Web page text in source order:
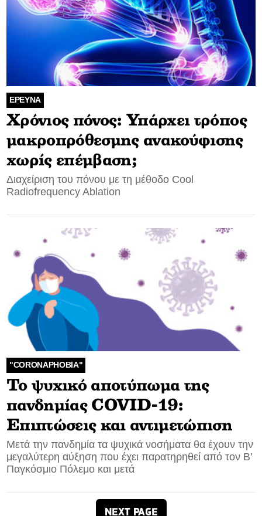
ΕΡΕΥΝΑ
Χρόνιος πόνος: Υπάρχει τρόπος
μακροπρόθεσμης ανακούφισης
χωρίς επέμβαση;
Διαχείριση του πόνου με τη μέθοδο Cool
Radiofrequency Ablation
"CORONAPHOBIA"
Το ψυχικό αποτύπωμα της
πανδημίας COVID-19:
Επιπτώσεις και αντιμετώπιση
Μετά την πανδημία τα ψυχικά νοσήματα θα έχουν την
μεγαλύτερη αύξηση που έχει παρατηρηθεί από τον Β’
Παγκόσμιο Πόλεμο και μετά
NEXT PAGE